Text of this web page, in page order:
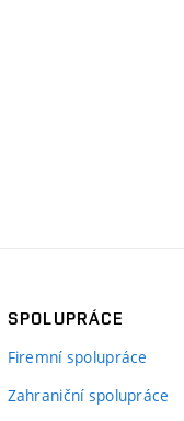
SPOLUPRÁCE
Firemní spolupráce
Zahraniční spolupráce